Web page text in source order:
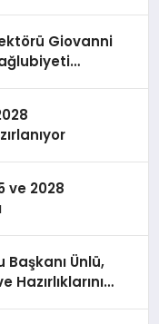
Giovanni
ve 2028
Ünlü,